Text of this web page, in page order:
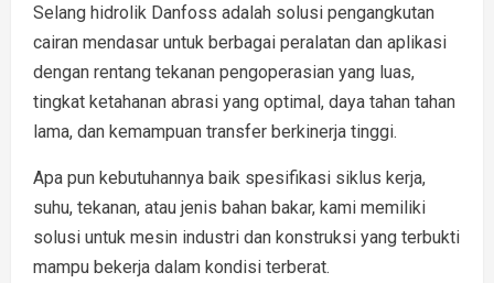
Selang hidrolik Danfoss adalah solusi pengangkutan
cairan mendasar untuk berbagai peralatan dan aplikasi
dengan rentang tekanan pengoperasian yang luas,
tingkat ketahanan abrasi yang optimal, daya tahan tahan
lama, dan kemampuan transfer berkinerja tinggi.
Apa pun kebutuhannya baik spesifikasi siklus kerja,
suhu, tekanan, atau jenis bahan bakar, kami memiliki
solusi untuk mesin industri dan konstruksi yang terbukti
mampu bekerja dalam kondisi terberat.